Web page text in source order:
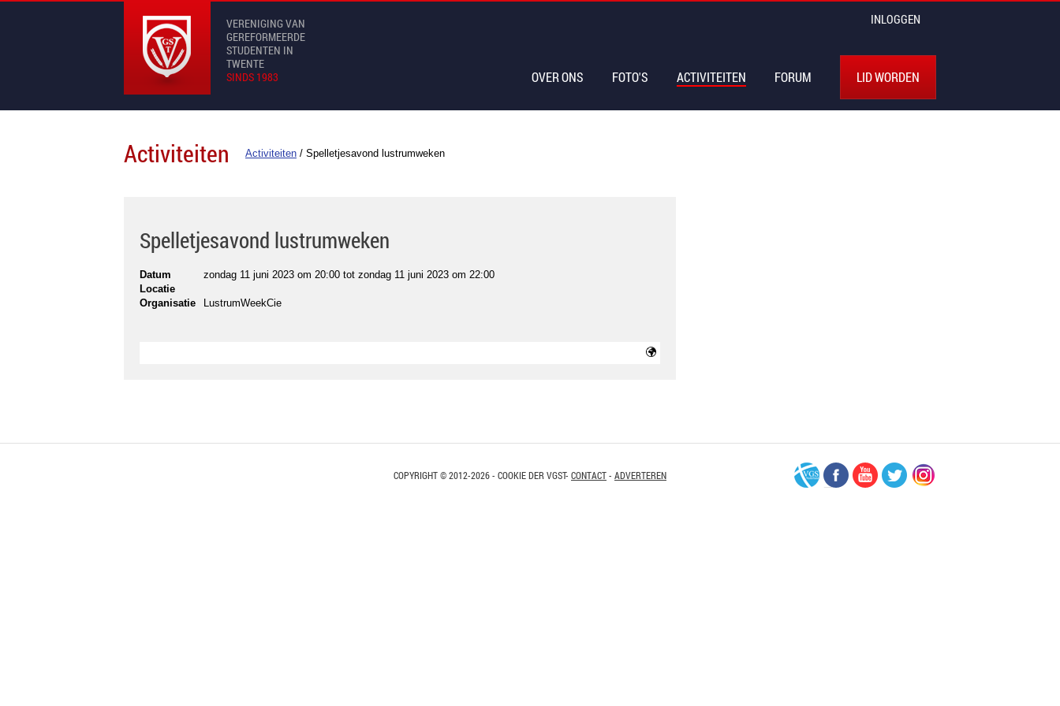
VERENIGING VAN
GEREFORMEERDE
STUDENTEN IN
TWENTE
SINDS 1983
INLOGGEN
OVER ONS FOTO'S ACTIVITEITEN FORUM LID WORDEN
Activiteiten Activiteiten / Spelletjesavond lustrumweken
Spelletjesavond lustrumweken
Datum zondag 11 juni 2023 om 20:00 tot zondag 11 juni 2023 om 22:00
Locatie
Organisatie
LustrumWeekCie
COPYRIGHT © 2012-2026 - COOKIE DER VGST- CONTACT- ADVERTEREN